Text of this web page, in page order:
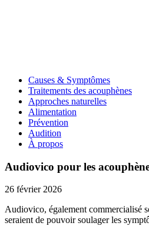
Causes & Symptômes
Traitements des acouphènes
Approches naturelles
Alimentation
Prévention
Audition
À propos
Audiovico pour les
26 février 2026
Audiovico, également commercialisé
seraient de pouvoir soulager les